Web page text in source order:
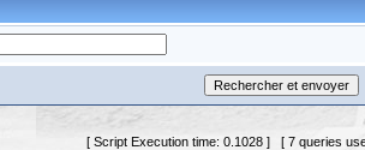
[ Script Execution time: 0.1028 ] [ 7 queries